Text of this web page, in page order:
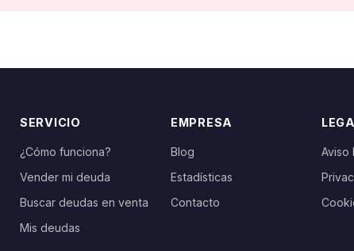
SERVICIO
¿Cómo funciona?
Vender mi deuda
Buscar deudas en venta
Mis deudas
EMPRESA
Blog
Estadísticas
Contacto
Aviso